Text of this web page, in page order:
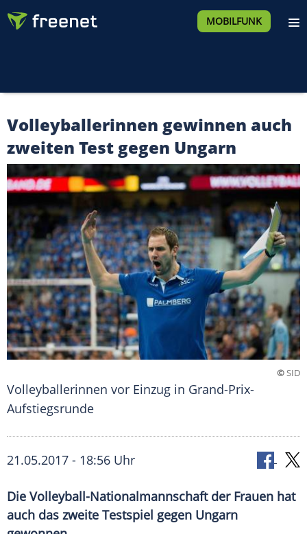
MOBILFUNK
Volleyballerinnen gewinnen auch
zweiten Test gegen Ungarn
©SID
Volleyballerinnen vor Einzug in Grand-Prix-
Aufstiegsrunde
21.05.2017 - 18:56 Uhr
Die Volleyball-Nationalmannschaft der Frauen hat
auch das zweite Testspiel gegen Ungarn